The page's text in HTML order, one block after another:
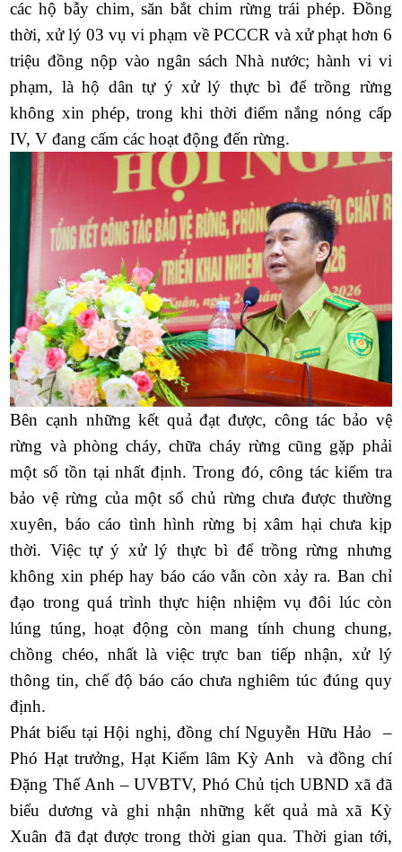
các hộ bẫy chim, săn bắt chim rừng trái phép. Đồng
thời, xử lý 03 vụ vi phạm về PCCCR và xử phạt hơn 6
triệu đồng nộp vào ngân sách Nhà nước; hành vi vi
phạm, là hộ dân tự ý xử lý thực bì để trồng rừng
không xin phép, trong khi thời điểm nắng nóng cấp
IV, V đang cấm các hoạt động đến rừng.
Bên cạnh những kết quả đạt được, công tác bảo vệ
rừng và phòng cháy, chữa cháy rừng cũng gặp phải
một số tồn tại nhất định. Trong đó, công tác kiểm tra
bảo vệ rừng của một số chủ rừng chưa được thường
xuyên, báo cáo tình hình rừng bị xâm hại chưa kịp
thời. Việc tự ý xử lý thực bì để trồng rừng nhưng
không xin phép hay báo cáo vẫn còn xảy ra. Ban chỉ
đạo trong quá trình thực hiện nhiệm vụ đôi lúc còn
lúng túng, hoạt động còn mang tính chung chung,
chồng chéo, nhất là việc trực ban tiếp nhận, xử lý
thông tin, chế độ báo cáo chưa nghiêm túc đúng quy
định.
Phát biểu tại Hội nghị, đồng chí Nguyễn Hữu Hảo
–
Phó Hạt trưởng, Hạt Kiểm lâm Kỳ Anh
và đồng chí
Đặng Thế Anh – UVBTV, Phó Chủ tịch UBND xã đã
biểu dương và ghi nhận những kết quả mà xã Kỳ
Xuân đã đạt được trong thời gian qua. Thời gian tới,